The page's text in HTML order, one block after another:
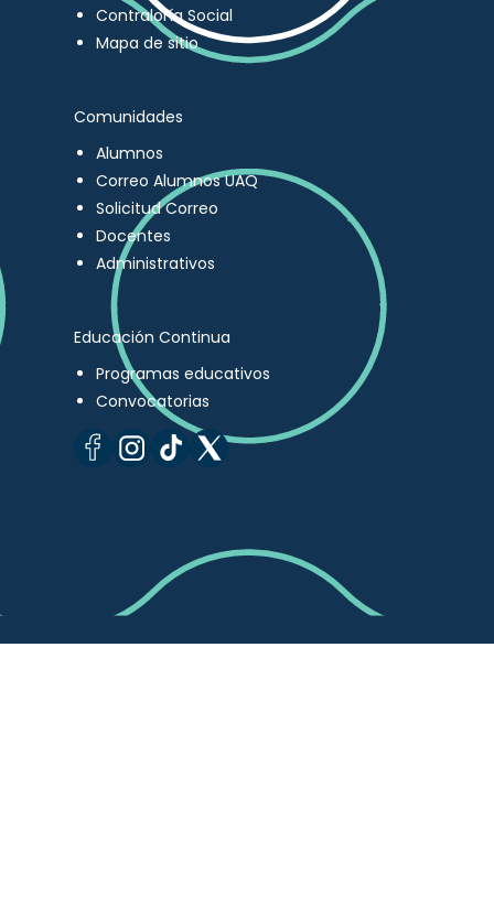
Contraloría Social
Mapa de sitio
Comunidades
Alumnos
Correo Alumnos UAQ
Solicitud Correo
Docentes
Administrativos
Educación Continua
Programas educativos
Convocatorias